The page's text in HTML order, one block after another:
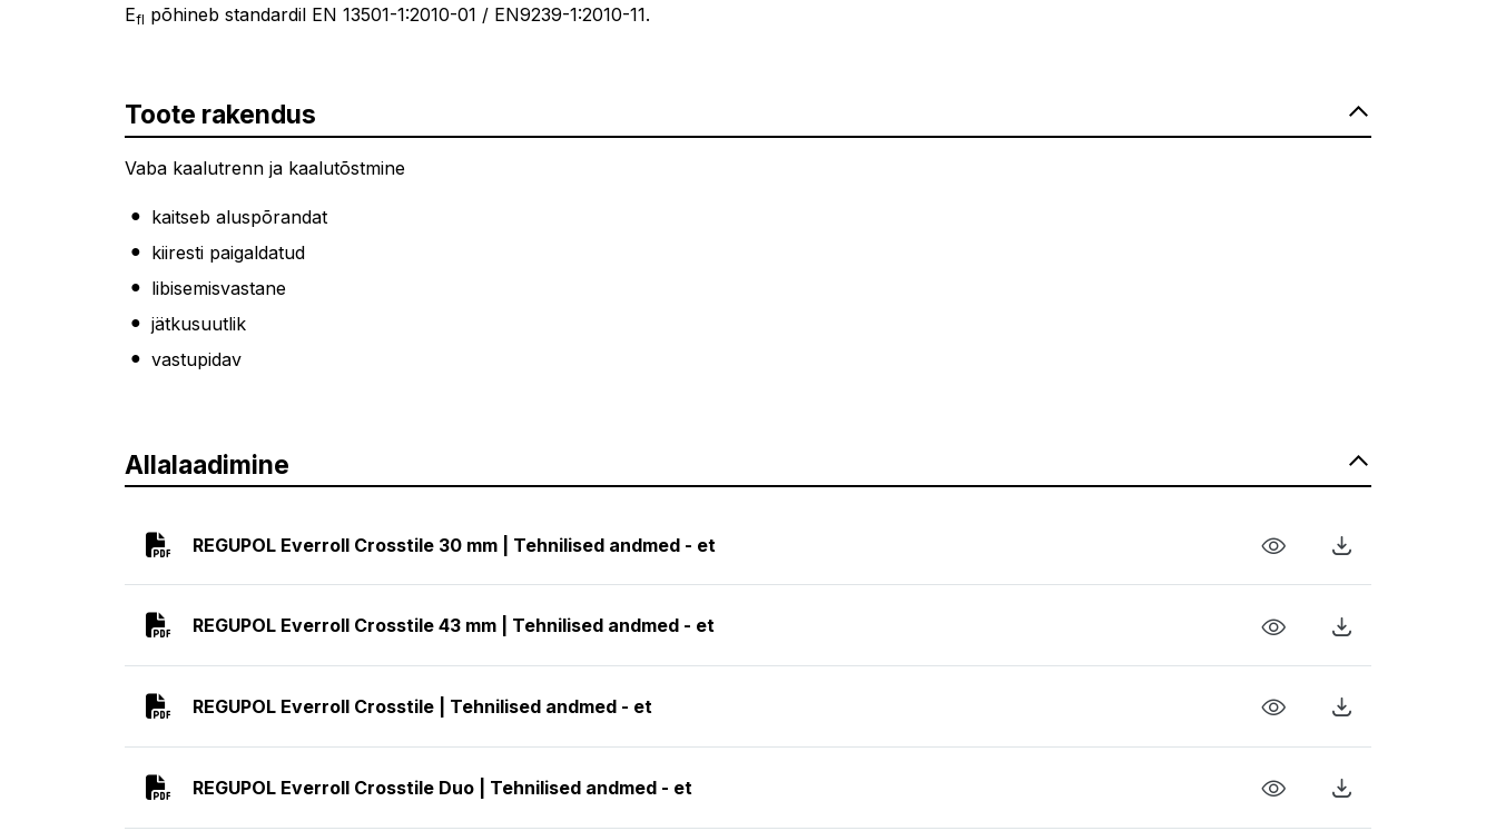
Efl põhineb standardil EN 13501-1:2010-01 / EN9239-1:2010-11.
Toote rakendus
Vaba kaalutrenn ja kaalutõstmine
kaitseb aluspõrandat
kiiresti paigaldatud
libisemisvastane
jätkusuutlik
vastupidav
Allalaadimine
REGUPOL Everroll Crosstile 30 mm | Tehnilised andmed - et
REGUPOL Everroll Crosstile 43 mm | Tehnilised andmed - et
REGUPOL Everroll Crosstile | Tehnilised andmed - et
REGUPOL Everroll Crosstile Duo | Tehnilised andmed - et